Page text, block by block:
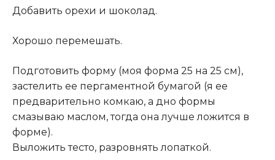
Добавить орехи и шоколад.
Хорошо перемешать.
Подготовить форму (моя форма 25 на 25 см),
застелить ее пергаментной бумагой (я ее
предварительно комкаю, а дно формы
смазываю маслом, тогда она лучше ложится в
форме).
Выложить тесто, разровнять лопаткой.